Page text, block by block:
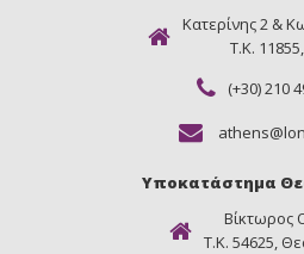
Κατερίνης 2 &
Τ.Κ.
(+30) 210
Υποκατάστημα
Βίκτωρος
Τ.Κ. 54625,